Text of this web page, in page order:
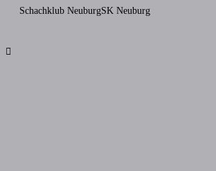
Schachklub NeuburgSK Neuburg